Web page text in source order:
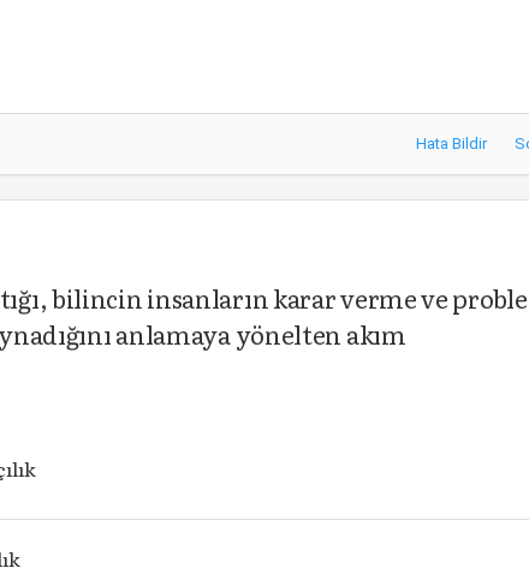
Hata Bildir
bilincin insanların karar verme ve
anlamaya yönelten akım